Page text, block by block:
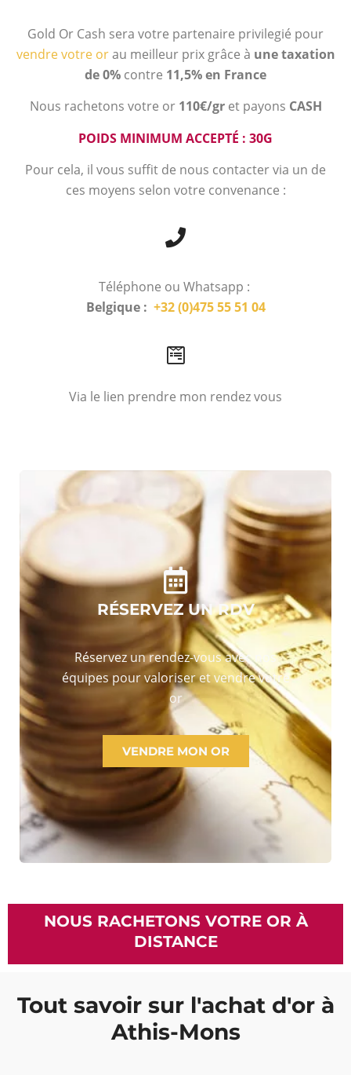
Gold Or Cash sera votre partenaire privilegié pour
vendre votre orau meilleur prix grâce à une taxation
de 0% contre 11,5% en France
Nous rachetons votre or 110€/gr et payons CASH
POIDS MINIMUM ACCEPTÉ : 30G
Pour cela, il vous suffit de nous contacter via un de
ces moyens selon votre convenance :
Téléphone ou Whatsapp :
Belgique : +32 (0)475 55 51 04
Via le lien prendre mon rendez vous
RÉSERVEZ UN RDV
Réservez un rendez-vous avec nos
équipes pour valoriser et vendre votre
or
VENDRE MON OR
NOUS RACHETONS VOTRE OR À
DISTANCE
Tout savoir sur l'achat d'or à
Athis-Mons